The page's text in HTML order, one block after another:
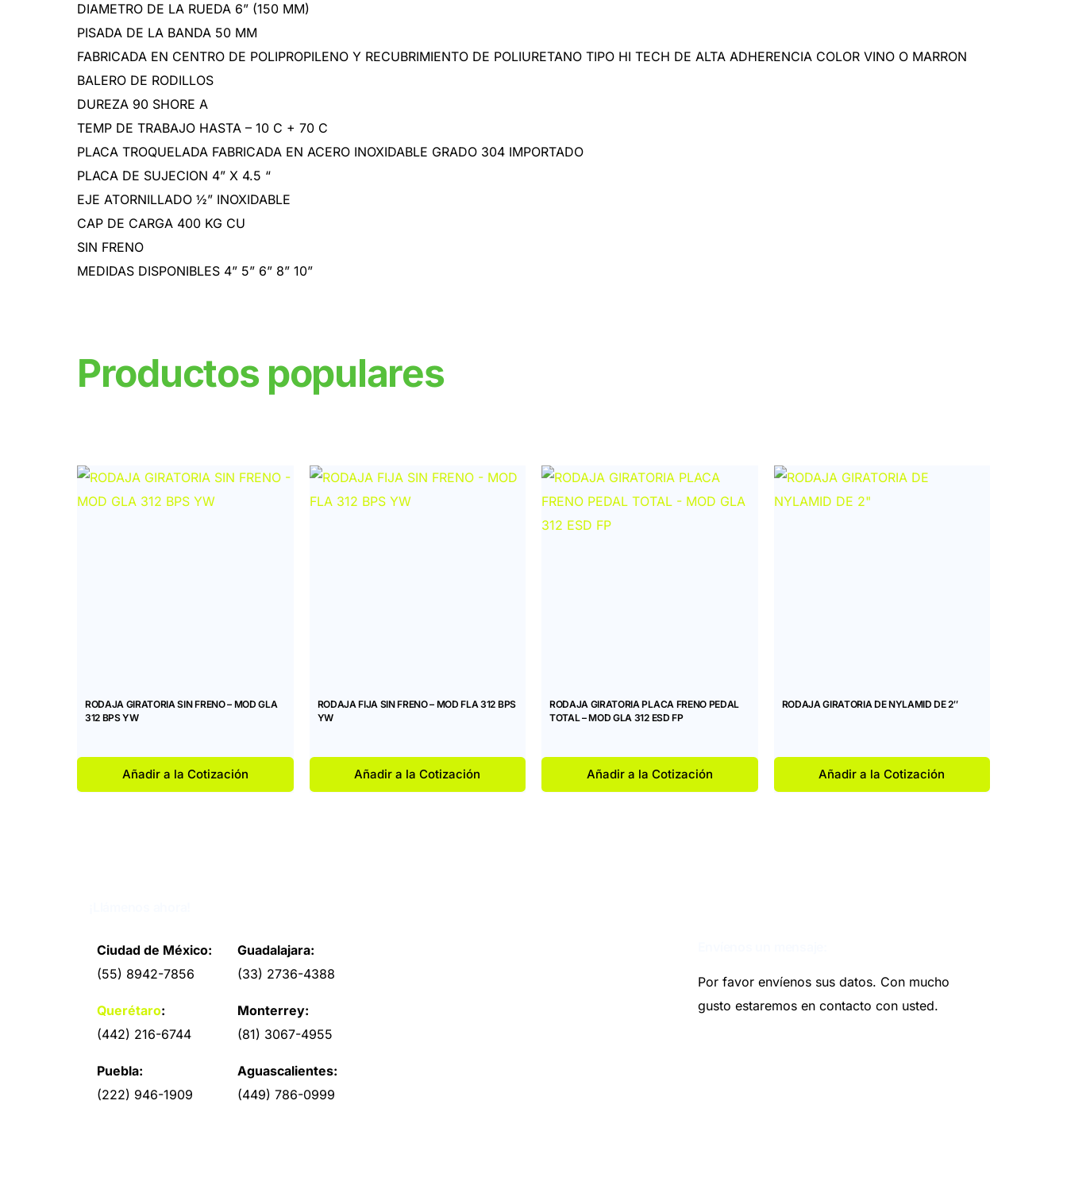
DIAMETRO DE LA RUEDA 6” (150 MM)
PISADA DE LA BANDA 50 MM
FABRICADA EN CENTRO DE POLIPROPILENO Y RECUBRIMIENTO DE POLIURETANO TIPO HI TECH DE ALTA ADHERENCIA COLOR VINO O MARRON
BALERO DE RODILLOS
DUREZA 90 SHORE A
TEMP DE TRABAJO HASTA – 10 C + 70 C
PLACA TROQUELADA FABRICADA EN ACERO INOXIDABLE GRADO 304 IMPORTADO
PLACA DE SUJECION 4” X 4.5 “
EJE ATORNILLADO ½” INOXIDABLE
CAP DE CARGA 400 KG CU
SIN FRENO
MEDIDAS DISPONIBLES 4” 5” 6” 8” 10”
Productos populares
RODAJA GIRATORIA SIN FRENO – MOD GLA
312 BPS YW
Añadir a la Cotización
RODAJA FIJA SIN FRENO – MOD FLA 312 BPS
YW
Añadir a la Cotización
RODAJA GIRATORIA PLACA FRENO PEDAL
TOTAL – MOD GLA 312 ESD FP
Añadir a la Cotización
RODAJA GIRATORIA DE NYLAMID DE 2″
Añadir a la Cotización
Ciudad de México:
(55) 8942-7856
Querétaro:
(442) 216-6744
Puebla:
(222) 946-1909
Guadalajara:
(33) 2736-4388
Monterrey:
(81) 3067-4955
Aguascalientes:
(449) 786-0999
Por favor envíenos sus datos. Con mucho
gusto estaremos en contacto con usted.